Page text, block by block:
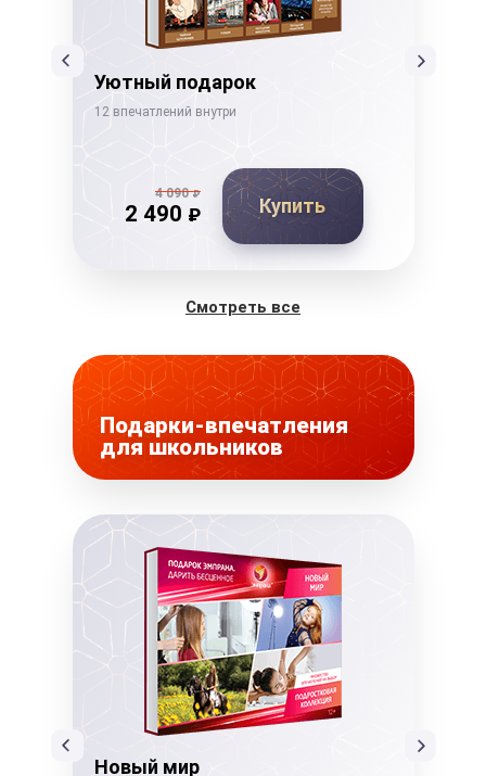
Уютный подарок
12 впечатлений внутри
4 090₽
2 490 ₽ Купить
Смотреть все
Подарки-впечатления
для школьников
Новый мир